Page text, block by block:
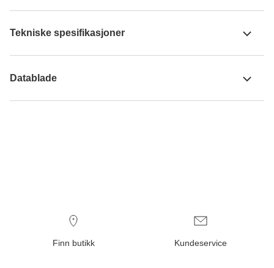
Tekniske spesifikasjoner
Datablade
Finn butikk Kundeservice